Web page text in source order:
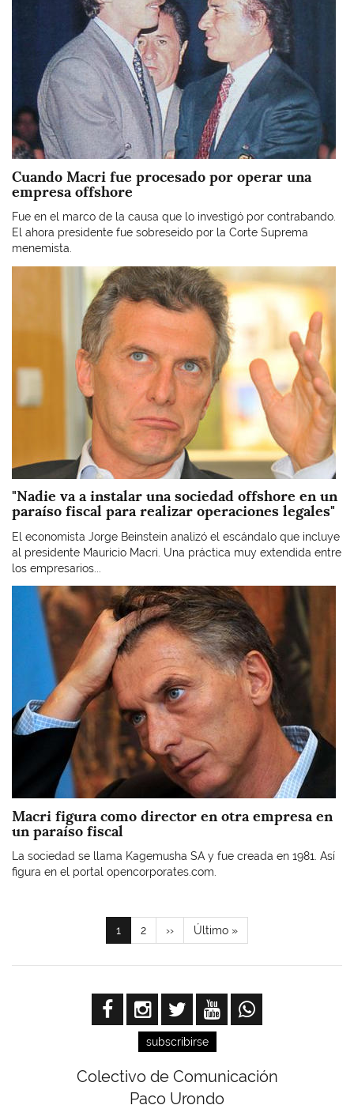
Cuando Macri fue procesado por operar una
empresa offshore
Fue en el marco de la causa que lo investigó por contrabando.
El ahora presidente fue sobreseido por la Corte Suprema
menemista.
"Nadie va a instalar una sociedad offshore en un
paraíso fiscal para realizar operaciones legales"
El economista Jorge Beinstein analizó el escándalo que incluye
al presidente Mauricio Macri. Una práctica muy extendida entre
los empresarios...
Imagen
Macri figura como director en otra empresa en
un paraíso fiscal
La sociedad se llama Kagemusha SA y fue creada en 1981. Así
figura en el portal opencorporates.com.
Página
actual
1 Page
2
Siguiente
página
››
Última
página
Último »
subscribirse
Colectivo de Comunicación
Paco Urondo